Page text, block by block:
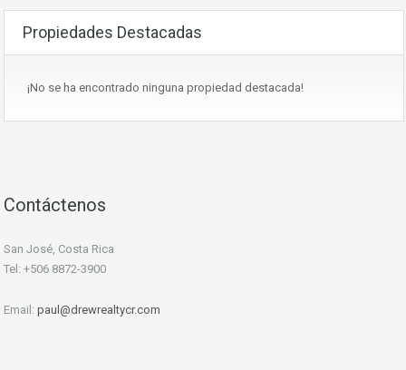
Propiedades Destacadas
¡No se ha encontrado ninguna propiedad destacada!
Contáctenos
San José, Costa Rica
Tel: +506 8872-3900
Email: paul@drewrealtycr.com